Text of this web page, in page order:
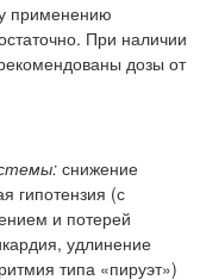
применению
При наличии
дозы от
снижение
гипотензия (с
и потерей
удлинение
типа «пируэт»)